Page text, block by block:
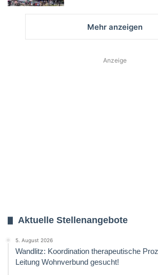
Mehr anzeigen
Anzeige
Aktuelle Stellenangebote
5. August 2026
Wandlitz: Koordination therapeutische
Leitung Wohnverbund gesucht!